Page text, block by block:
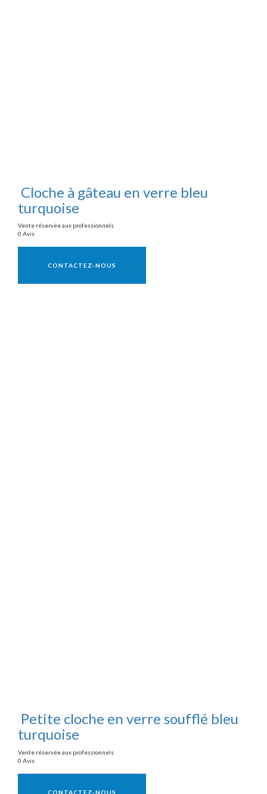
Cloche à gâteau en verre bleu
turquoise
Vente réservée aux professionnels
0 Avis
CONTACTEZ-NOUS
Petite cloche en verre soufflé bleu
turquoise
Vente réservée aux professionnels
0 Avis
CONTACTEZ-NOUS